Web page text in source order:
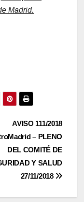
Madrid.
AVISO 111/2018
– PLENO
DEL COMITÉ DE
Y SALUD
27/11/2018